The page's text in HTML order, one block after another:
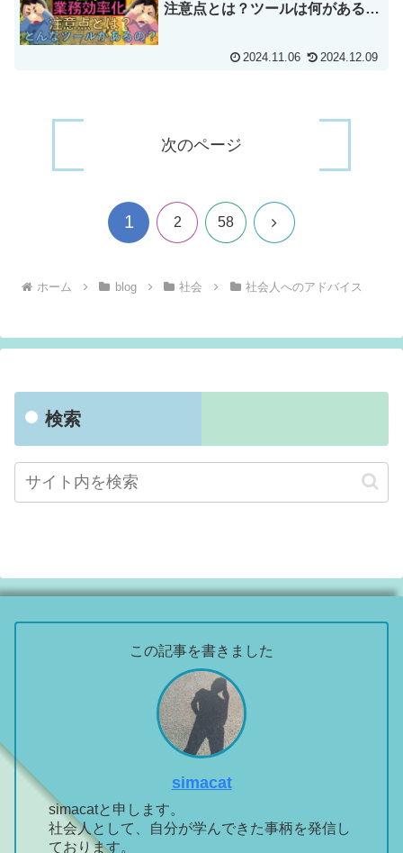
注意点とは？ツールは何がある
2024.11.06 2024.12.09
次のページ
1 2 58 次
ホーム blog 社会 社会人へのアドバイス
検索
この記事を書きました
simacat
simacatと申します。
社会人として、自分が学んできた事柄を発信し
ております。